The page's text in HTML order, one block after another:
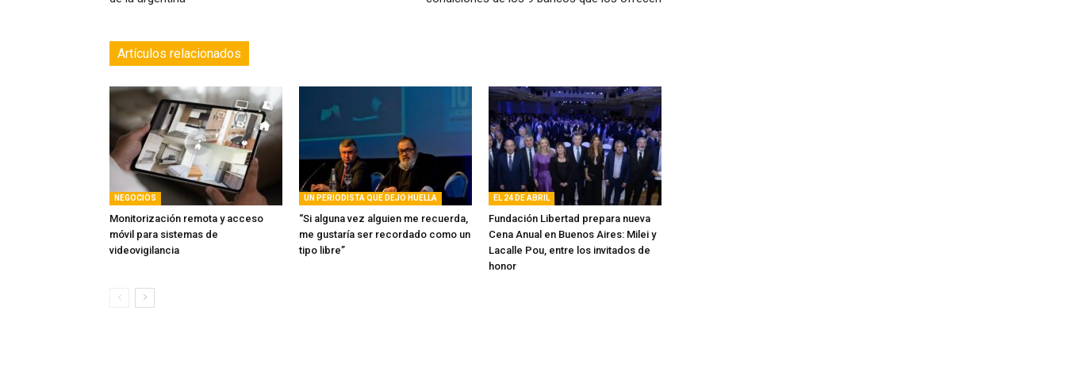
Artículos relacionados
NEGOCIOS
Monitorización remota y acceso
móvil para sistemas de
videovigilancia
UN PERIODISTA QUE DEJO HUELLA
“Si alguna vez alguien me recuerda,
me gustaría ser recordado como un
tipo libre”
EL 24 DE ABRIL
Fundación Libertad prepara nueva
Cena Anual en Buenos Aires: Milei y
Lacalle Pou, entre los invitados de
honor